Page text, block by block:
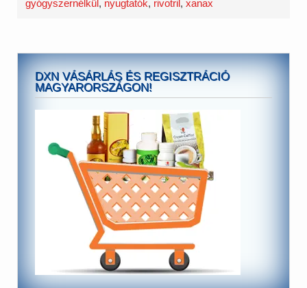
gyógyszernélkül , nyugtatók, rivotril ,xanax
DXN VÁSÁRLÁS ÉS REGISZTRÁCIÓ
MAGYARORSZÁGON!